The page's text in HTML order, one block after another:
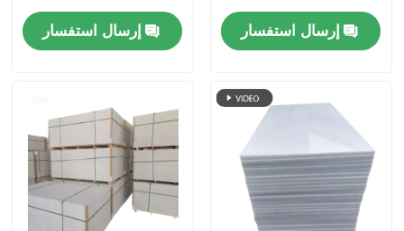
الناعم
إرسال استفسار
2000mm مقاومة للماء
ودائمة وسهلة التثبيت
لوحات حماية سطح
إرسال استفسار